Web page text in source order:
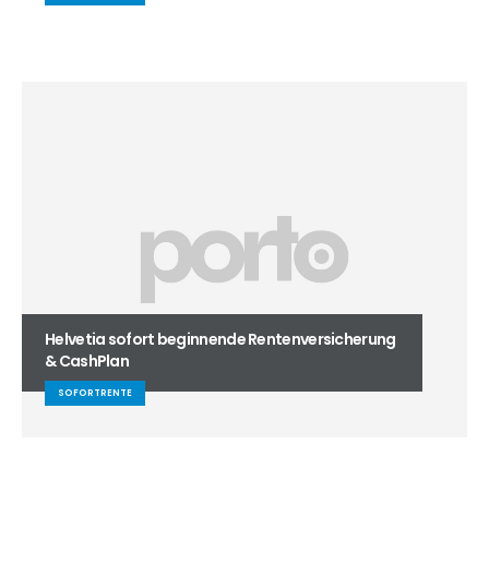
Helvetia sofort beginnende Rentenversicherung
& CashPlan
SOFORTRENTE